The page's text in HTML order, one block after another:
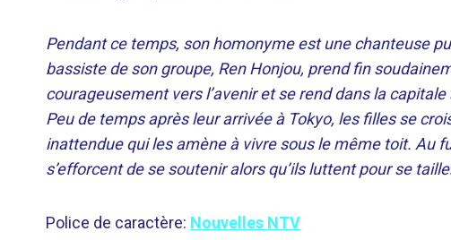
Pendant ce temps, son homonyme est une chanteuse
bassiste de son groupe, Ren Honjou, prend fin
courageusement vers l’avenir et se rend dans la
Peu de temps après leur arrivée à Tokyo, les filles se
inattendue qui les amène à vivre sous le même toit. Au
s’efforcent de se soutenir alors qu’ils luttent pour se
Police de caractère: Nouvelles NTV